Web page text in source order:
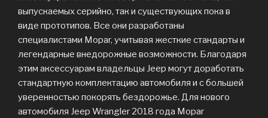
выпускаемых серийно, так и существующих пока в
виде прототипов. Все они разработаны
специалистами Mopar, учитывая жесткие стандарты и
легендарные внедорожные возможности. Благодаря
этим аксессуарам владельцы Jeep могут доработать
стандартную комплектацию автомобиля и с большей
уверенностью покорять бездорожье. Для нового
автомобиля Jeep Wrangler 2018 года Mopar